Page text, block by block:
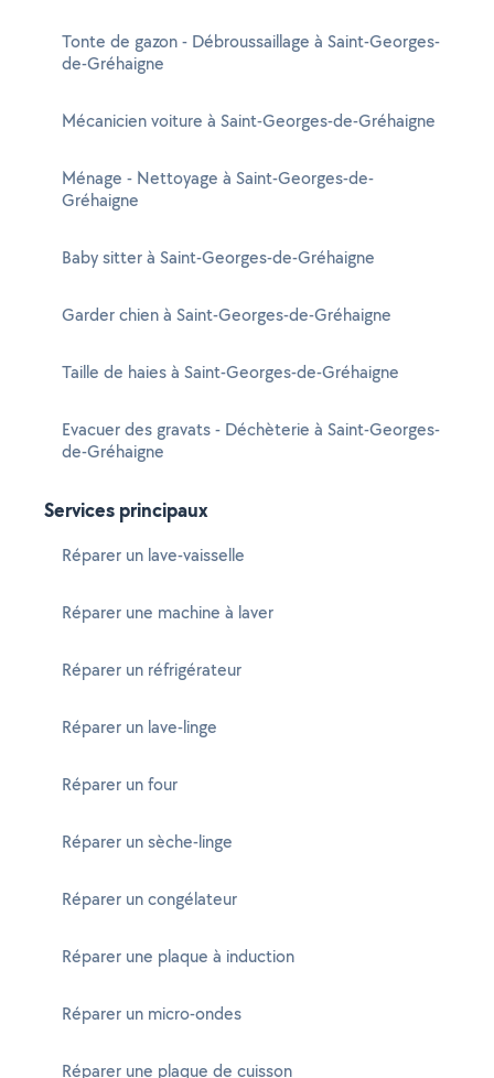
Tonte de gazon - Débroussaillage à Saint-Georges-
de-Gréhaigne
Mécanicien voiture à Saint-Georges-de-Gréhaigne
Ménage - Nettoyage à Saint-Georges-de-
Gréhaigne
Baby sitter à Saint-Georges-de-Gréhaigne
Garder chien à Saint-Georges-de-Gréhaigne
Taille de haies à Saint-Georges-de-Gréhaigne
Evacuer des gravats - Déchèterie à Saint-Georges-
de-Gréhaigne
Services principaux
Réparer un lave-vaisselle
Réparer une machine à laver
Réparer un réfrigérateur
Réparer un lave-linge
Réparer un four
Réparer un sèche-linge
Réparer un congélateur
Réparer une plaque à induction
Réparer un micro-ondes
Réparer une plaque de cuisson